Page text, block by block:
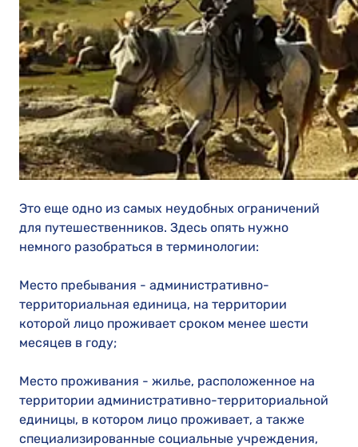
Это еще одно из самых неудобных ограничений
для путешественников. Здесь опять нужно
немного разобраться в терминологии:
Место пребывания - административно-
территориальная единица, на территории
которой лицо проживает сроком менее шести
месяцев в году;
Место проживания - жилье, расположенное на
территории административно-территориальной
единицы, в котором лицо проживает, а также
специализированные социальные учреждения,